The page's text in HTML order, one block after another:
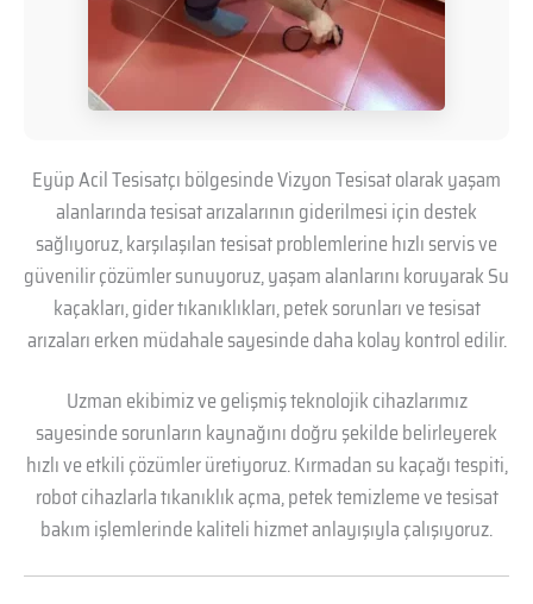
Eyüp Acil Tesisatçı bölgesinde Vizyon Tesisat olarak yaşam
alanlarında tesisat arızalarının giderilmesi için destek
sağlıyoruz, karşılaşılan tesisat problemlerine hızlı servis ve
güvenilir çözümler sunuyoruz, yaşam alanlarını koruyarak Su
kaçakları, gider tıkanıklıkları, petek sorunları ve tesisat
arızaları erken müdahale sayesinde daha kolay kontrol edilir.
Uzman ekibimiz ve gelişmiş teknolojik cihazlarımız
sayesinde sorunların kaynağını doğru şekilde belirleyerek
hızlı ve etkili çözümler üretiyoruz. Kırmadan su kaçağı tespiti,
robot cihazlarla tıkanıklık açma, petek temizleme ve tesisat
bakım işlemlerinde kaliteli hizmet anlayışıyla çalışıyoruz.